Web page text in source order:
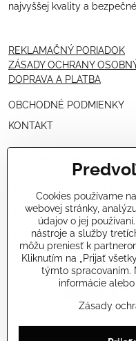
najvyššej kvality a
REKLAMAČNÝ PORIADOK
ZÁSADY OCHRANY
DOPRAVA A PLATBA
OBCHODNÉ PODMIENKY
KONTAKT
PRE KOZMETIČKY
VÝHODNÁ PONUKA PRE
NÁVODY OŠETRENÍ -
ŠKOLENIE KOZMETIČIEK
©
Cookies používame
webovej stránky,
údajov o jej
nástroje a služby
môžu preniesť k
Kliknutím na „Prijať
týmto spracovaním.
informácie
Zásady